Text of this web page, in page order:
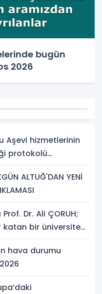
bugün
2026
Aşevi hizmetlerinin
protokolü
ALTUĞ'DAN YENİ
Dr. Ali ÇORUH;
katan bir üniversite
hava durumu